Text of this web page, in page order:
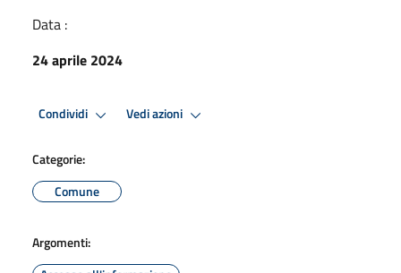
Data :
24 aprile 2024
Condividi Vedi azioni
Categorie:
Comune
Argomenti: